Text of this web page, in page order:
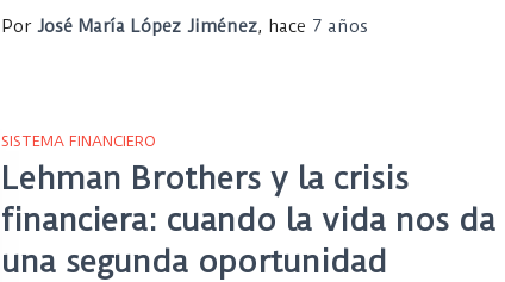
Por José María López Jiménez, hace 7 años
SISTEMA FINANCIERO
Lehman Brothers y la crisis
financiera: cuando la vida nos da
una segunda oportunidad